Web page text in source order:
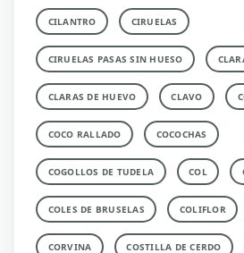
CILANTRO CIRUELAS
CIRUELAS PASAS SIN HUESO
CLARAS DE HUEVO CLAVO
COCO RALLADO COCOCHAS
COGOLLOS DE TUDELA COL
COLES DE BRUSELAS COLIFLOR
CORVINA COSTILLA DE CERDO